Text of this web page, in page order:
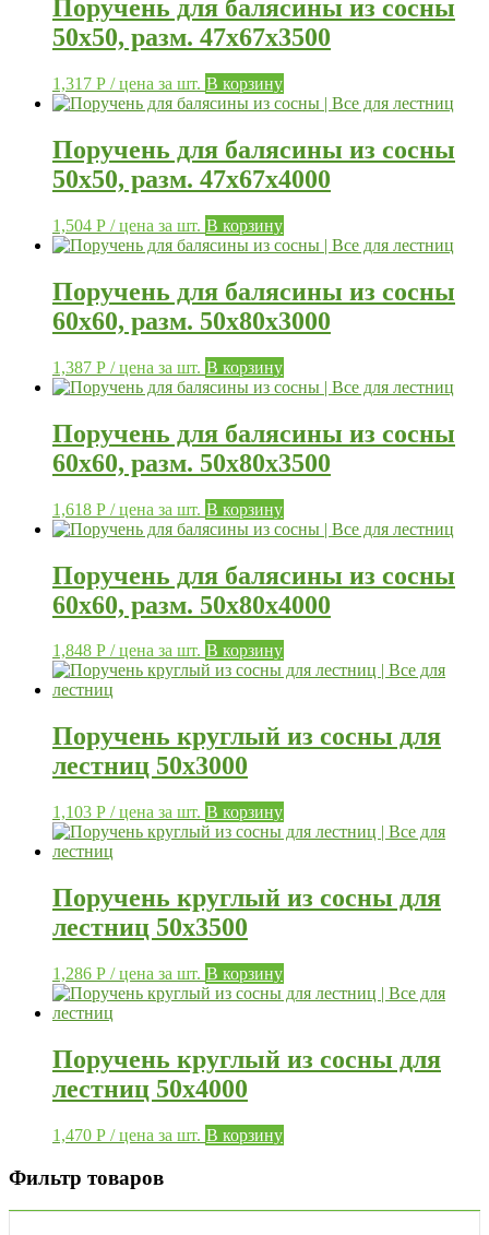
Поручень для балясины из сосны
50х50, разм. 47х67х3500
1,317 Р / цена за шт. В корзину
Поручень для балясины из сосны
50х50, разм. 47х67х4000
1,504 Р / цена за шт. В корзину
Поручень для балясины из сосны
60х60, разм. 50х80х3000
1,387 Р / цена за шт. В корзину
Поручень для балясины из сосны
60х60, разм. 50х80х3500
1,618 Р / цена за шт. В корзину
Поручень для балясины из сосны
60х60, разм. 50х80х4000
1,848 Р / цена за шт. В корзину
Поручень круглый из сосны для
лестниц 50х3000
1,103 Р / цена за шт. В корзину
Поручень круглый из сосны для
лестниц 50х3500
1,286 Р / цена за шт. В корзину
Поручень круглый из сосны для
лестниц 50х4000
1,470 Р / цена за шт. В корзину
Фильтр товаров